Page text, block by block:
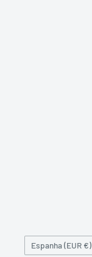
País/región
Espanha (EUR €)